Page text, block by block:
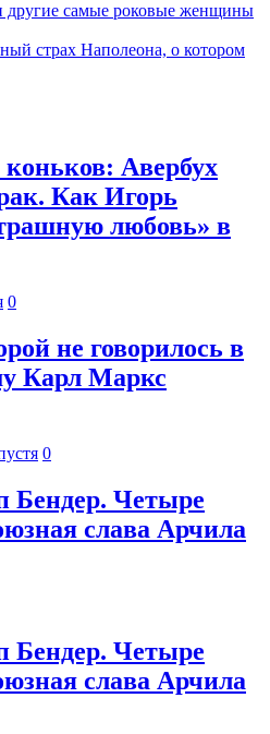
другие самые роковые женщины
страх Наполеона, о котором
Авербух
Как Игорь
любовь» в
0
не говорилось в
Карл Маркс
0
Бендер. Четыре
слава Арчила
Бендер. Четыре
слава Арчила